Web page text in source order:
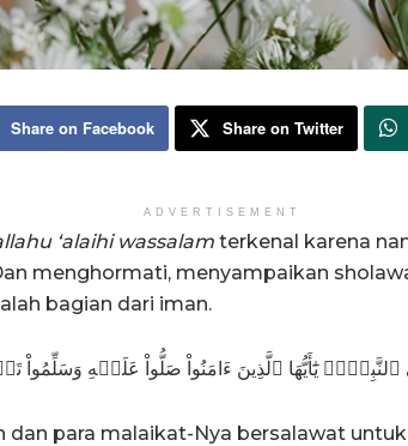
Share on Facebook Share on Twitter
ADVERTISEMENT
‘alaihi wassalam terkenal karena
menghormati, menyampaikan
bagian dari iman.
ٱلنَّبِيِّۚ يَٰٓأَيُّهَا ٱلَّذِينَ ءَامَنُواْ صَلُّواْ عَلَيۡهِ وَسَلِّمُواْ
dan para malaikat-Nya bersalawat